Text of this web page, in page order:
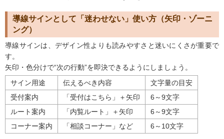
導線サインとして「迷わせない」使い方（矢印・ゾーニ
ング）
導線サインは、デザイン性よりも読みやすさと迷いにくさが重要で
す。
矢印・色分けで“次の行動”を即決できるようにしましょう。
サイン用途
伝えるべき内容
文字量の目安
受付案内
「受付はこちら」＋矢印
6～9文字
ルート案内
「内覧ルート」＋矢印
6～9文字
コーナー案内
「相談コーナー」など 6～10文字